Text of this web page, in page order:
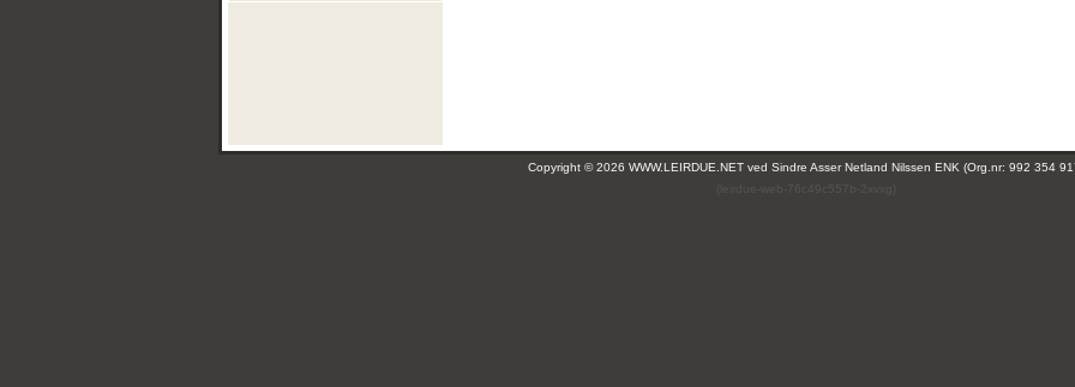
Copyright © 2026 WWW.LEIRDUE.NET ved Sindre Asser Netland Nilssen ENK (Org.nr: 992 354
(leirdue-web-76c49c557b-2xvxg)